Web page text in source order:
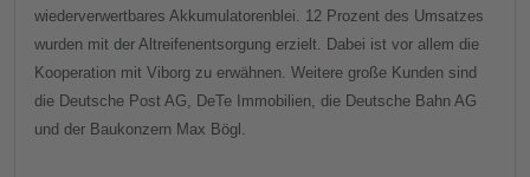
wiederverwertbares Akkumulatorenblei. 12 Prozent des Umsatzes
wurden mit der Altreifenentsorgung erzielt. Dabei ist vor allem die
Kooperation mit Viborg zu erwähnen. Weitere große Kunden sind
die Deutsche Post AG, DeTe Immobilien, die Deutsche Bahn AG
und der Baukonzern Max Bögl.